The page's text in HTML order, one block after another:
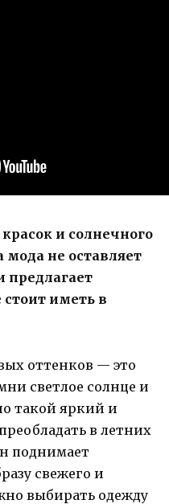
и солнечного
мода не оставляет
предлагает
иметь в
оттенков — это
светлое солнце и
такой яркий и
в летних
поднимает
свежего и
выбирать одежду